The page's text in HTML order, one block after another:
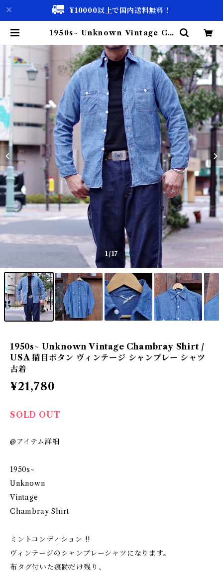
¥10000以上で国内送料無料！
1950s~ Unknown Vintage Ch
ヴィンテージ シャンブレー シャツ
古着 | 古着屋 仙台 biscco【古着
& Vintage 通販】
1/17
1950s~ Unknown Vintage Chambray Shirt /
USA 猫目ボタン ヴィンテージ シャンブレー シャツ
古着
¥21,780
SOLD OUT
@アイテム詳細
1950s~
Unknown
Vintage
Chambray Shirt
ミントコンディション !!
ヴィンテージのシャンブレーシャツになります。
布タグ付いた痕跡だけ残り、